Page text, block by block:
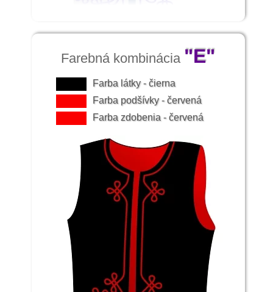
Farebná kombinácia "E"
Farba látky - čierna
Farba podšívky - červená
Farba zdobenia - červená